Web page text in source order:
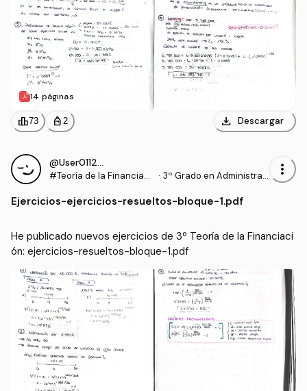
14 páginas
leaderboard73 personal_bag 2 download Descargar
@User011294
#Teoría de la Financiaci
· 3º Grado en Administrac
sas (UDC)
more_vert
Ejercicios-ejercicios-resueltos-bloque-1.pdf
He publicado nuevos ejercicios de 3º Teoría de la Financiaci
ón: ejercicios-resueltos-bloque-1.pdf